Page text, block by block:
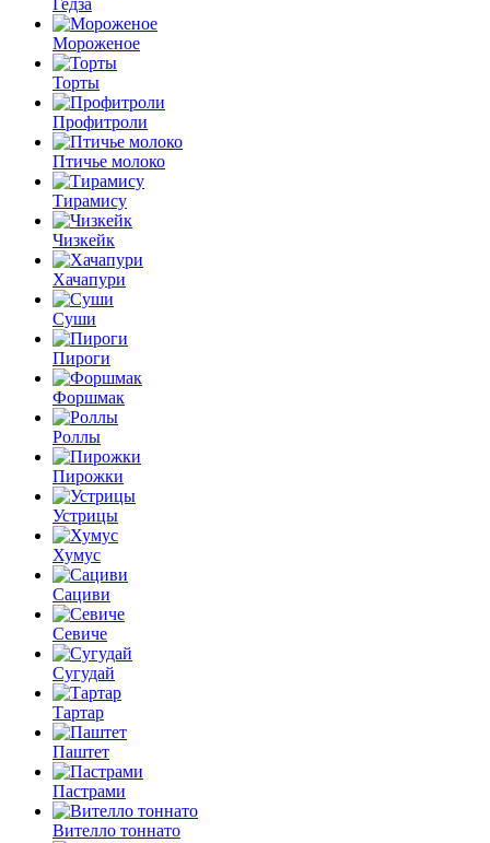
Гедза
Мороженое
Торты
Профитроли
Птичье молоко
Тирамису
Чизкейк
Хачапури
Суши
Пироги
Форшмак
Роллы
Пирожки
Устрицы
Хумус
Сациви
Севиче
Сугудай
Тартар
Паштет
Пастрами
Вителло тоннато